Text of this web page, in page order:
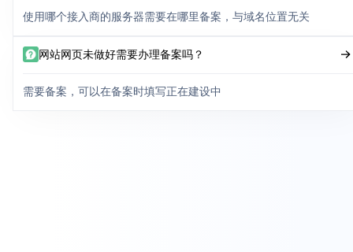
使用哪个接入商的服务器需要在哪里备案，与域名位置无关
网站网页未做好需要办理备案吗？
需要备案，可以在备案时填写正在建设中